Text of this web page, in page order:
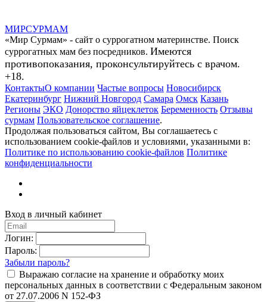
МИРСУРМАМ
«Мир Сурмам» - сайт о суррогатном материнстве. Поиск
суррогатных мам без посредников. Имеются
противопоказания, проконсультируйтесь с врачом.
+18.
КонтактыО компании Частые вопросы Новосибирск
Екатеринбург Нижний Новгород Самара Омск Казань
Регионы ЭКО Донорство яйцеклеток Беременность Отзывы
сурмам Пользовательское соглашение.
Продолжая пользоваться сайтом, Вы соглашаетесь с
использованием cookie-файлов и условиями, указанными в:
Политике по использованию cookie-файлов Политике
конфиденциальности
Вход в личный кабинет
Логин:
Пароль:
Забыли пароль?
Выражаю согласие на хранение и обработку моих
персональных данных в соответствии с Федеральным законом
от 27.07.2006 N 152-ФЗ